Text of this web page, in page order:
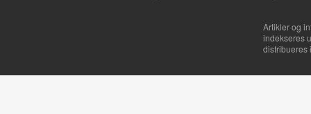
Artikler og
indekseres
distribueres